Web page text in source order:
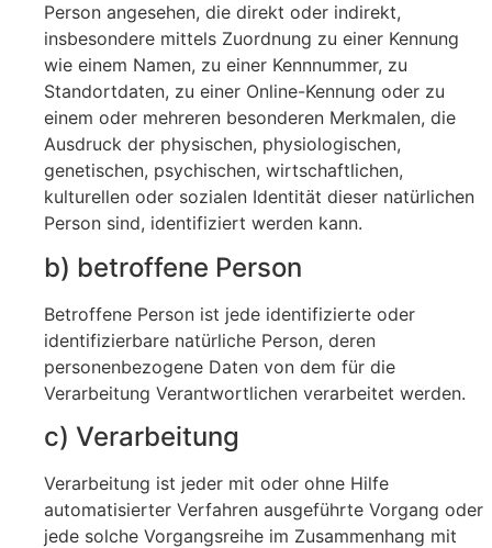
Person angesehen, die direkt oder indirekt,
insbesondere mittels Zuordnung zu einer Kennung
wie einem Namen, zu einer Kennnummer, zu
Standortdaten, zu einer Online-Kennung oder zu
einem oder mehreren besonderen Merkmalen, die
Ausdruck der physischen, physiologischen,
genetischen, psychischen, wirtschaftlichen,
kulturellen oder sozialen Identität dieser natürlichen
Person sind, identifiziert werden kann.
b) betroffene Person
Betroffene Person ist jede identifizierte oder
identifizierbare natürliche Person, deren
personenbezogene Daten von dem für die
Verarbeitung Verantwortlichen verarbeitet werden.
c) Verarbeitung
Verarbeitung ist jeder mit oder ohne Hilfe
automatisierter Verfahren ausgeführte Vorgang oder
jede solche Vorgangsreihe im Zusammenhang mit